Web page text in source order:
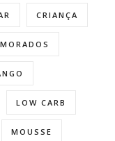
CRIANÇA
LOW CARB
MOUSSE